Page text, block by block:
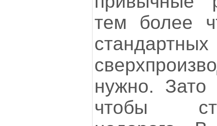
тем более
нужно. Зато
чтобы